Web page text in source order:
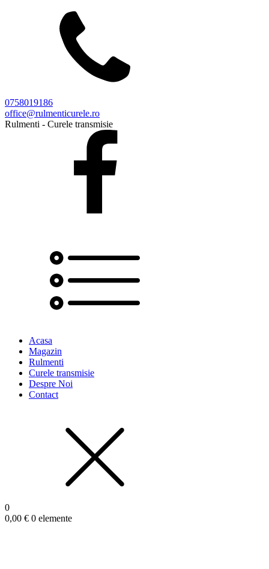
0758019186
office@rulmenticurele.ro
Rulmenti - Curele transmisie
Acasa
Magazin
Rulmenti
Curele transmisie
Despre Noi
Contact
0
0,00 € 0 elemente